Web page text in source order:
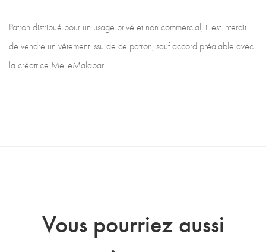
Patron distribué pour un usage privé et non commercial, il est interdit
de vendre un vêtement issu de ce patron, sauf accord préalable avec
la créatrice MelleMalabar.
Vous pourriez aussi